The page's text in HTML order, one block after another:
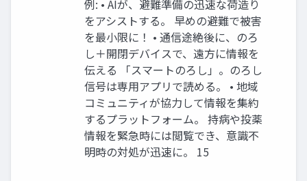
例: • AIが、避難準備の迅速な荷造り
をアシストする。 早めの避難で被害
を最小限に！ • 通信途絶後に、のろ
し＋開閉デバイスで、遠方に情報を
伝える 「スマートのろし」。のろし
信号は専用アプリで読める。 • 地域
コミュニティが協力して情報を集約
するプラットフォーム。 持病や投薬
情報を緊急時には閲覧でき、意識不
明時の対処が迅速に。 15